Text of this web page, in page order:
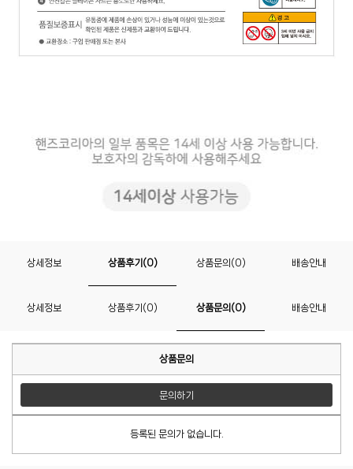
상세정보 상품후기(0) 상품문의(0) 배송안내
상세정보 상품후기(0) 상품문의(0) 배송안내
상품문의
문의하기
등록된 문의가 없습니다.